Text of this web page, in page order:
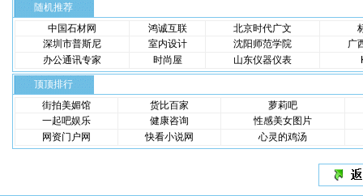
随机推荐
中国石材网
鸿诚互联 北京时代广文
深圳市普斯尼
室内设计 沈阳师范学院
广
办公通讯专家
时尚屋 山东仪器仪表
顶顶排行
街拍美媚馆
货比百家
萝莉吧
一起吧娱乐
健康咨询
性感美女图片
网资门户网
快看小说网 心灵的鸡汤